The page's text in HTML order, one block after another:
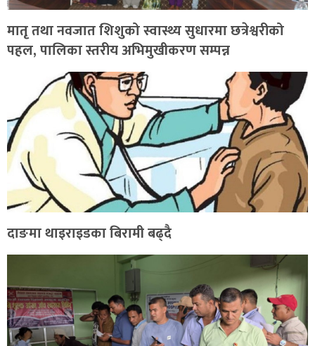
मातृ तथा नवजात शिशुको स्वास्थ्य सुधारमा छत्रेश्वरीको
पहल, पालिका स्तरीय अभिमुखीकरण सम्पन्न
दाङमा थाइराइडका बिरामी बढ्दै